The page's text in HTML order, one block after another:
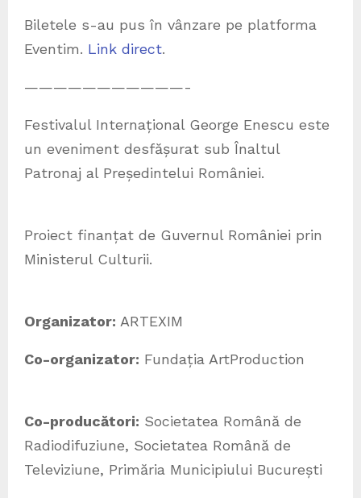
Biletele s-au pus în vânzare pe platforma
Eventim. Link direct.
———————————-
Festivalul Internațional George Enescu este
un eveniment desfășurat sub Înaltul
Patronaj al Președintelui României.
Proiect finanțat de Guvernul României prin
Ministerul Culturii.
Organizator: ARTEXIM
Co-organizator: Fundația ArtProduction
Co-producători: Societatea Română de
Radiodifuziune, Societatea Română de
Televiziune, Primăria Municipiului București